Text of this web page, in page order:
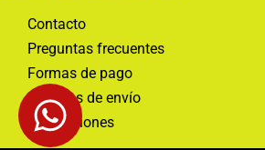
Contacto
Preguntas frecuentes
Formas de pago
Políticas de envío
Devoluciones